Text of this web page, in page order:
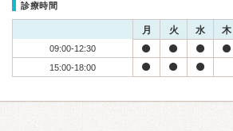
診療時間
月 火 水 木
09:00-12:30
15:00-18:00